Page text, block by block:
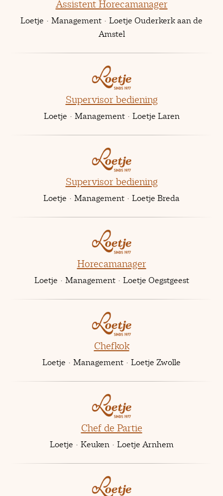
Assistent Horecamanager
Loetje · Management · Loetje Ouderkerk aan de
Amstel
Supervisor bediening
Loetje · Management · Loetje Laren
Supervisor bediening
Loetje · Management · Loetje Breda
Horecamanager
Loetje · Management · Loetje Oegstgeest
Chefkok
Loetje · Management · Loetje Zwolle
Chef de Partie
Loetje · Keuken · Loetje Arnhem